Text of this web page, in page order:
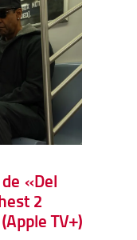
«Del
2
TV+)